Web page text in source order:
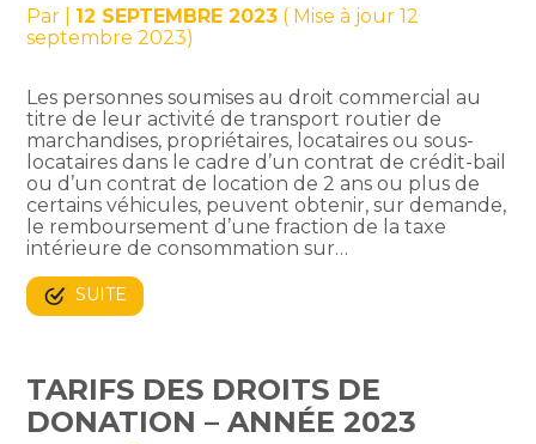
Par 12 SEPTEMBRE 2023 ( Mise à jour 12
septembre 2023)
Les personnes soumises au droit commercial au
titre de leur activité de transport routier de
marchandises, propriétaires, locataires ou sous-
locataires dans le cadre d’un contrat de crédit-bail
ou d’un contrat de location de 2 ans ou plus de
certains véhicules, peuvent obtenir, sur demande,
le remboursement d’une fraction de la taxe
intérieure de consommation sur…
SUITE
TARIFS DES DROITS DE
DONATION – ANNÉE 2023